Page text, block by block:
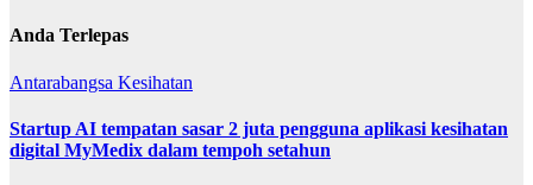
Anda Terlepas
Antarabangsa Kesihatan
Startup AI tempatan sasar 2 juta pengguna aplikasi kesihatan
digital MyMedix dalam tempoh setahun